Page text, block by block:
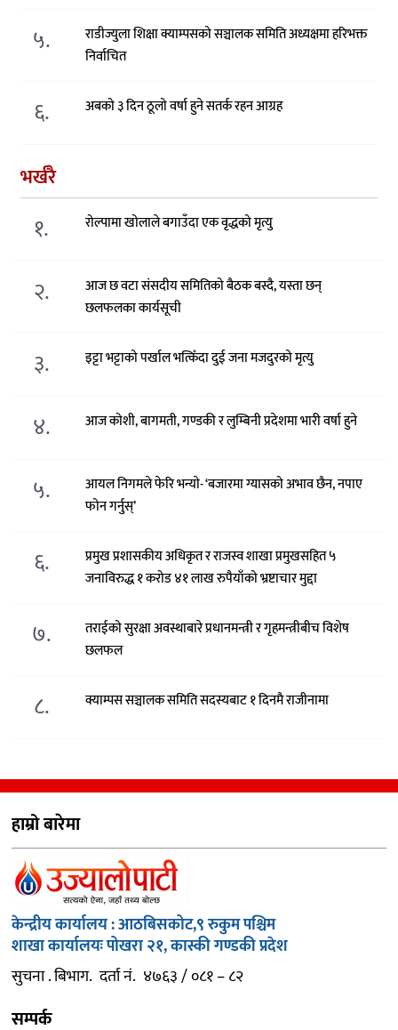
५.
राडीज्युला शिक्षा क्याम्पसको सञ्चालक समिति अध्यक्षमा हरिभक्त
निर्वाचित
६. अबको ३ दिन ठूलो वर्षा हुने सतर्क रहन आग्रह
भर्खरै
१. रोल्पामा खोलाले बगाउँदा एक वृद्धको मृत्यु
२.
आज छ वटा संसदीय समितिको बैठक बस्दै, यस्ता छन्
छलफलका कार्यसूची
३. इट्टा भट्टाको पर्खाल भत्किँदा दुई जना मजदुरको मृत्यु
४. आज कोशी, बागमती, गण्डकी र लुम्बिनी प्रदेशमा भारी वर्षा हुने
५.
आयल निगमले फेरि भन्याे- ‘बजारमा ग्यासको अभाव छैन, नपाए
फोन गर्नुस्’
६.
प्रमुख प्रशासकीय अधिकृत र राजस्व शाखा प्रमुखसहित ५
जनाविरुद्ध १ करोड ४१ लाख रुपैयाँको भ्रष्टाचार मुद्दा
७.
तराईको सुरक्षा अवस्थाबारे प्रधानमन्त्री र गृहमन्त्रीबीच विशेष
छलफल
८. क्याम्पस सञ्चालक समिति सदस्यबाट १ दिनमै राजीनामा
हाम्रो बारेमा
केन्द्रीय कार्यालय : आठबिसकोट,९ रुकुम पश्चिम
शाखा कार्यालयः पोखरा २१, कास्की गण्डकी प्रदेश
सुचना . बिभाग. दर्ता नं. ४७६३ / ०८१ – ८२
सम्पर्क